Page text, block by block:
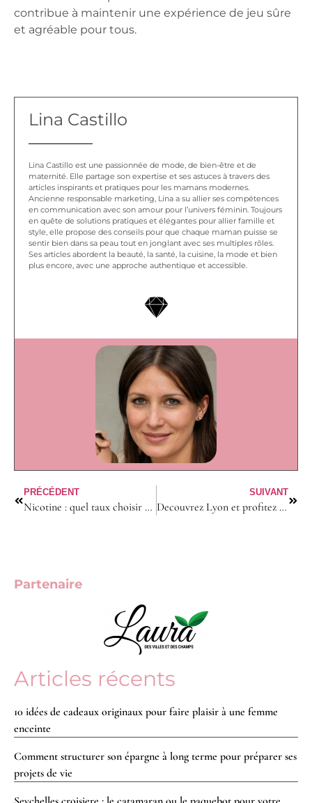
contribue à maintenir une expérience de jeu sûre
et agréable pour tous.
Lina Castillo
Lina Castillo est une passionnée de mode, de bien-être et de
maternité. Elle partage son expertise et ses astuces à travers des
articles inspirants et pratiques pour les mamans modernes.
Ancienne responsable marketing, Lina a su allier ses compétences
en communication avec son amour pour l’univers féminin. Toujours
en quête de solutions pratiques et élégantes pour allier famille et
style, elle propose des conseils pour que chaque maman puisse se
sentir bien dans sa peau tout en jonglant avec ses multiples rôles.
Ses articles abordent la beauté, la santé, la cuisine, la mode et bien
plus encore, avec une approche authentique et accessible.
PRÉCÉDENT
Nicotine : quel taux choisir pour votre e-liquide ?
SUIVANT
Decouvrez Lyon et profitez d’un appart hotel dans le centre
Partenaire
Articles récents
10 idées de cadeaux originaux pour faire plaisir à une femme
enceinte
Comment structurer son épargne à long terme pour préparer ses
projets de vie